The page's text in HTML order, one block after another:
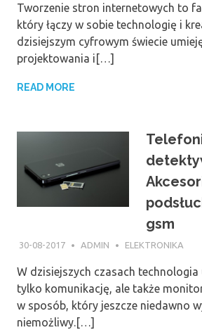
Tworzenie stron internetowych to
który łączy w sobie technologię i
dzisiejszym cyfrowym świecie
projektowania i[…]
READ MORE
gsm
30-08-2017 ADMIN ELEKTRONIKA
W dzisiejszych czasach
tylko komunikację, ale także
w sposób, który jeszcze niedawno
niemożliwy.[…]